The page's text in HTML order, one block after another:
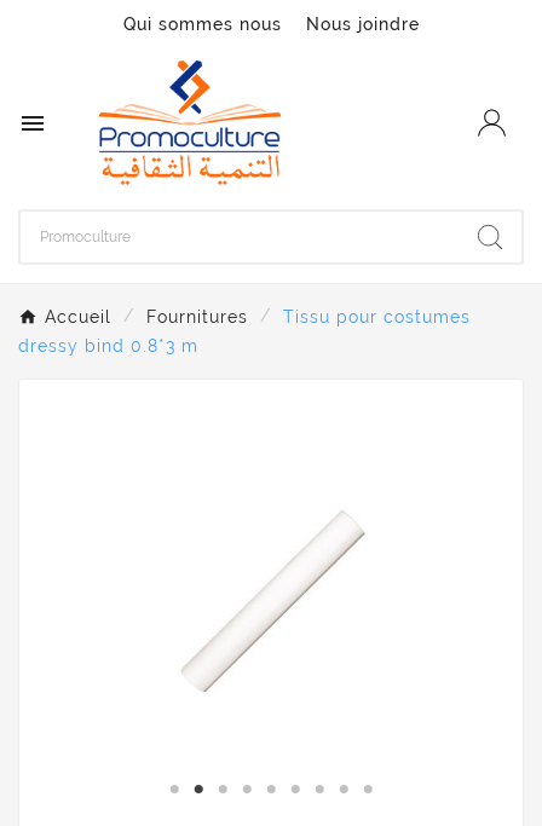
Qui sommes nous Nous joindre

Accueil Fournitures
Tissu pour costumes
dressy bind 0.8*3 m